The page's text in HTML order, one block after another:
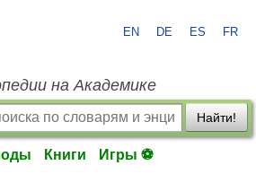
EN DE ES FR
на Академике
Найти!
Книги Игры ⚽